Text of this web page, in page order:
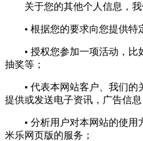
关于您的其他个人信息，我
• 根据您的要求向您提供特
• 授权您参加一项活动，比
抽奖等；
• 代表本网站客户、我们的
提供或发送电子资讯，广告信
• 分析用户对本网站的使用
米乐网页版的服务；